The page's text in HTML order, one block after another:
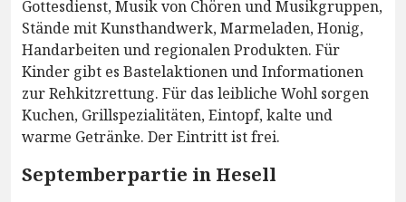
Gottesdienst, Musik von Chören und Musikgruppen,
Stände mit Kunsthandwerk, Marmeladen, Honig,
Handarbeiten und regionalen Produkten. Für
Kinder gibt es Bastelaktionen und Informationen
zur Rehkitzrettung. Für das leibliche Wohl sorgen
Kuchen, Grillspezialitäten, Eintopf, kalte und
warme Getränke. Der Eintritt ist frei.
Septemberpartie in Hesell